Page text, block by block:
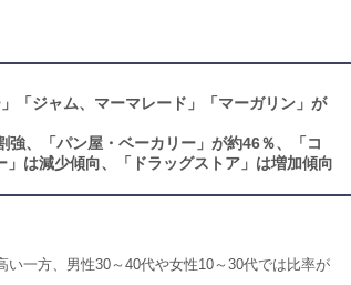
「ジャム、マーマレード」「マーガリン」が
、「パン屋・ベーカリー」が約46％、「コ
は減少傾向、「ドラッグストア」は増加傾向
一方、男性30～40代や女性10～30代では比率が